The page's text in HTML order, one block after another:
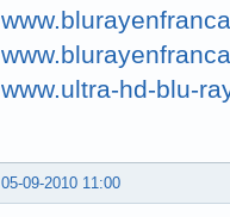
www.ultra-hd-blu-
05-09-2010 11:00